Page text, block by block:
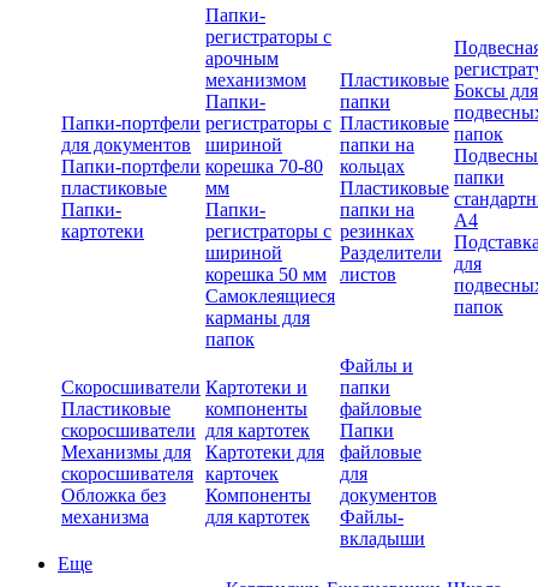
Папки-портфели
для документов
Папки-портфели
пластиковые
Папки-
картотеки
Папки-
регистраторы с
арочным
механизмом
Папки-
регистраторы с
шириной
корешка 70-80
мм
Папки-
регистраторы с
шириной
корешка 50 мм
Самоклеящиеся
карманы для
папок
Пластиковые
папки
Пластиковые
папки на
кольцах
Пластиковые
папки на
резинках
Разделители
листов
Боксы для
папок
папки
А4
для
папок
Скоросшиватели
Пластиковые
скоросшиватели
Механизмы для
скоросшивателя
Обложка без
механизма
Картотеки и
компоненты
для картотек
Картотеки для
карточек
Компоненты
для картотек
Файлы и
папки
файловые
Папки
файловые
для
документов
Файлы-
вкладыши
Еще